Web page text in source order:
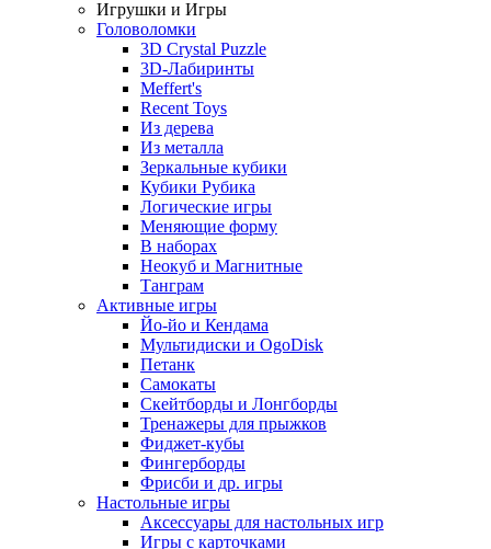
Игрушки и Игры
Головоломки
3D Crystal Puzzle
3D-Лабиринты
Meffert's
Recent Toys
Из дерева
Из металла
Зеркальные кубики
Кубики Рубика
Логические игры
Меняющие форму
В наборах
Неокуб и Магнитные
Танграм
Активные игры
Йо-йо и Кендама
Мультидиски и OgoDisk
Петанк
Самокаты
Скейтборды и Лонгборды
Тренажеры для прыжков
Фиджет-кубы
Фингерборды
Фрисби и др. игры
Настольные игры
Аксессуары для настольных игр
Игры с карточками